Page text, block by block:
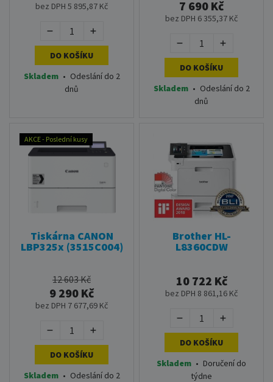
bez DPH 5 895,87 Kč
DO KOŠÍKU
Skladem • Odeslání do 2
dnů
7 690 Kč
bez DPH 6 355,37 Kč
DO KOŠÍKU
Skladem • Odeslání do 2
dnů
AKCE - Poslední kusy
Tiskárna CANON
LBP325x (3515C004)
12 603 Kč
9 290 Kč
bez DPH 7 677,69 Kč
DO KOŠÍKU
Skladem • Odeslání do 2
Brother HL-
L8360CDW
10 722 Kč
bez DPH 8 861,16 Kč
DO KOŠÍKU
Skladem • Doručení do
týdne